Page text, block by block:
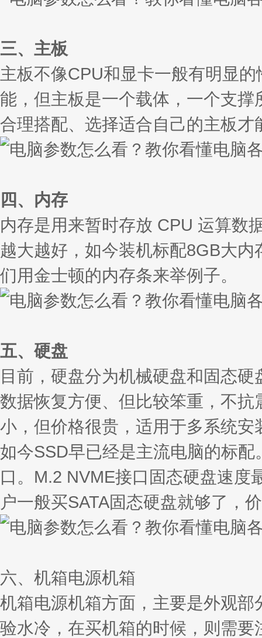
三、主板
主板不像CPU和显卡一般有明显
能，但主板是一个载体，一个支
合理搭配、选择适合自己的主板
四、内存
内存是用来暂时存放 CPU 运算数
越大越好，如今装机标配8GB大
们用金士顿的内存条来举例子。
五、硬盘
目前，硬盘分为机械硬盘和固态
数据恢复方便、但比较笨重，不
小，但价格很贵，适用于多系统
如今SSD早已经是主流电脑的标
口。M.2 NVME接口固态硬盘速度
户一般买SATA固态硬盘就够了，
六、机箱电源机箱
机箱电源机箱方面，主要是外观
验水冷，在买机箱的时候，则需